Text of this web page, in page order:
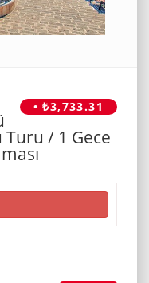
• ₺3,733.31
Turu / 1 Gece